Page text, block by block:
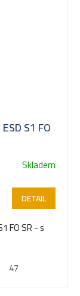
S1 FO
Skladem
DETAIL
FO SR - s
47